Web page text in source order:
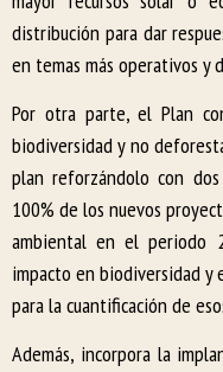
distribución para dar
en temas más operativos y
Por otra parte, el Plan
biodiversidad y no
plan reforzándolo con
100% de los nuevos
ambiental en el periodo
impacto en biodiversidad y
para la cuantificación de
Además, incorpora la